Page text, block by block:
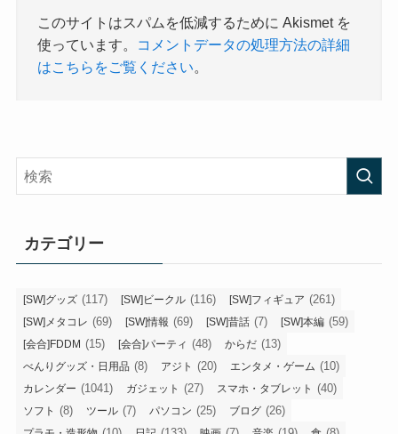
このサイトはスパムを低減するために Akismet を
使っています。
コメントデータの処理方法の詳細
はこちらをご覧ください。
カテゴリー
[SW]グッズ (117) [SW]ビークル (116) [SW]フィギュア (261)
[SW]メタコレ (69) [SW]情報 (69) [SW]昔話 (7) [SW]本編 (59)
[会合]FDDM (15) [会合]パーティ (48) からだ (13)
べんりグッズ・日用品 (8) アジト (20) エンタメ・ゲーム (10)
カレンダー (1041) ガジェット (27) スマホ・タブレット (40)
ソフト (8) ツール (7) パソコン (25) ブログ (26)